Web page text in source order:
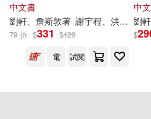
謝宇程、洪孟樊撰文(2)
中文書
劉軒 、詹斯敦著 謝宇程 洪孟 樊撰文
79 折 $331 $420
電
試閱
中
劉軒
$